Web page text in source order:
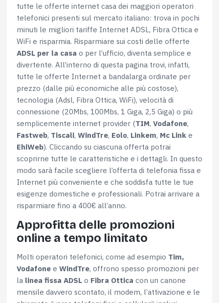
tutte le offerte internet casa dei maggiori operatori
telefonici presenti sul mercato italiano: trova in pochi
minuti le migliori tariffe Internet ADSL, Fibra Ottica e
WiFi e risparmia. Risparmiare sui costi delle offerte
ADSL per la casa o per l’ufficio, diventa semplice e
divertente. All’interno di questa pagina trovi, infatti,
tutte le offerte Internet a bandalarga ordinate per
prezzo (dalle più economiche alle più costose),
tecnologia (Adsl, Fibra Ottica, WiFi), velocità di
connessione (20Mbs, 100Mbs, 1 Giga, 2,5 Giga) o più
semplicemente internet provider (TIM, Vodafone,
Fastweb, Tiscali, WindTre, Eolo, Linkem, Mc Link e
EhiWeb). Cliccando su ciascuna offerta potrai
scoprirne tutte le caratteristiche e i dettagli. In questo
modo sarà facile scegliere l’offerta di telefonia fissa e
Internet più conveniente e che soddisfa tutte le tue
esigenze domestiche e professionali. Potrai arrivare a
risparmiare fino a 400€ all’anno.
Approfitta delle promozioni
online a tempo limitato
Molti operatori telefonici, come ad esempio Tim,
Vodafone e WindTre, offrono spesso promozioni per
la linea fissa ADSL o Fibra Ottica con un canone
mensile davvero scontato, il modem, l’attivazione e le